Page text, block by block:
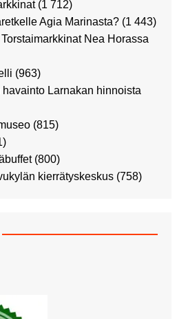
(1 712)
Agia Marinasta? (1 443)
Nea Horassa
(963)
Larnakan hinnoista
(815)
(800)
kierrätyskeskus (758)